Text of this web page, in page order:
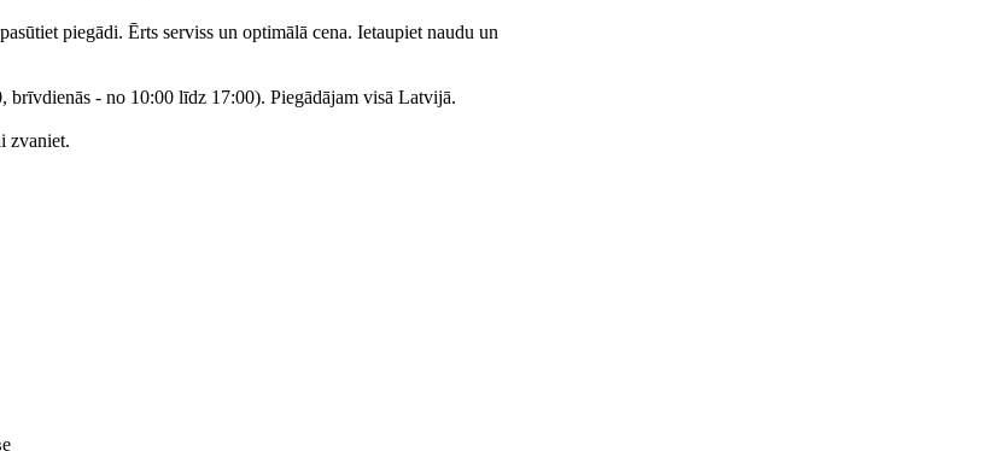
piegādi. Ērts serviss un optimālā cena. Ietaupiet naudu un
brīvdienās - no 10:00 līdz 17:00). Piegādājam visā Latvijā.
zvaniet.